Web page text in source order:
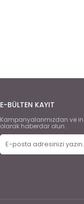
E-BÜLTEN KAYIT
Kampanyalarımızdan ve
olarak haberdar olun.